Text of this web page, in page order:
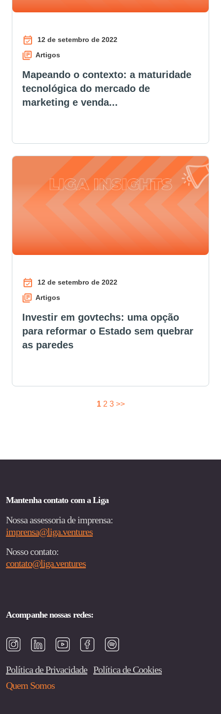
12 de setembro de 2022
Artigos
Mapeando o contexto: a maturidade
tecnológica do mercado de
marketing e venda...
12 de setembro de 2022
Artigos
Investir em govtechs: uma opção
para reformar o Estado sem quebrar
as paredes
PAGINAÇÃO
1 2 3 >>
Mantenha contato com a Liga
Nossa assessoria de imprensa:
imprensa@liga.ventures
Nosso contato:
contato@liga.ventures
Acompanhe nossas redes:
Política de Privacidade Política de Cookies
Quem Somos